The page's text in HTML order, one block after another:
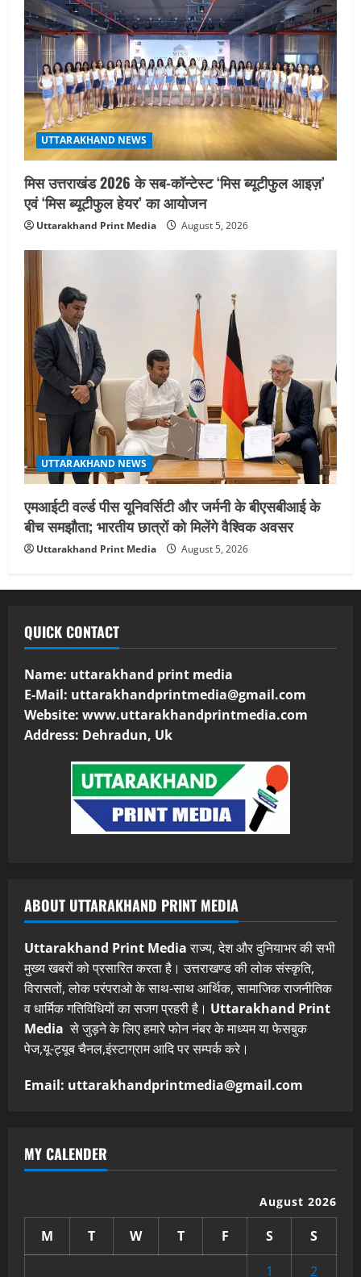
UTTARAKHAND NEWS
मिस उत्तराखंड 2026 के सब-कॉन्टेस्ट ‘मिस ब्यूटीफुल आइज़’
एवं ‘मिस ब्यूटीफुल हेयर’ का आयोजन
Uttarakhand Print Media August 5, 2026
UTTARAKHAND NEWS
एमआईटी वर्ल्ड पीस यूनिवर्सिटी और जर्मनी के बीएसबीआई के
बीच समझौता; भारतीय छात्रों को मिलेंगे वैश्विक अवसर
Uttarakhand Print Media August 5, 2026
QUICK CONTACT
Name: uttarakhand print media
E-Mail: uttarakhandprintmedia@gmail.com
Website: www.uttarakhandprintmedia.com
Address: Dehradun, Uk
ABOUT UTTARAKHAND PRINT MEDIA
Uttarakhand Print Mediaराज्य, देश और दुनियाभर की सभी
मुख्य खबरों को प्रसारित करता है। उत्तराखण्ड की लोक संस्कृति,
विरासतों, लोक परंपराओ के साथ-साथ आर्थिक, सामाजिक राजनीतिक
व धार्मिक गतिविधियों का सजग प्रहरी है। Uttarakhand Print
Media से जुड़ने के लिए हमारे फोन नंबर के माध्यम या फेसबुक
पेज,यू-ट्यूब चैनल,इंस्टाग्राम आदि पर सम्पर्क करे।
Email: uttarakhandprintmedia@gmail.com
MY CALENDER
August 2026
M T W T F S
S
1
2